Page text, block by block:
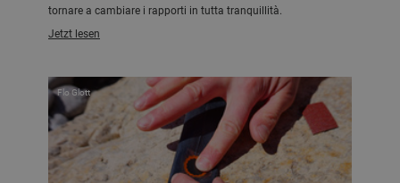
tornare a cambiare i rapporti in tutta tranquillità.
Jetzt lesen
Flo Glott